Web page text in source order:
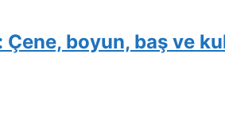
boyun, baş ve